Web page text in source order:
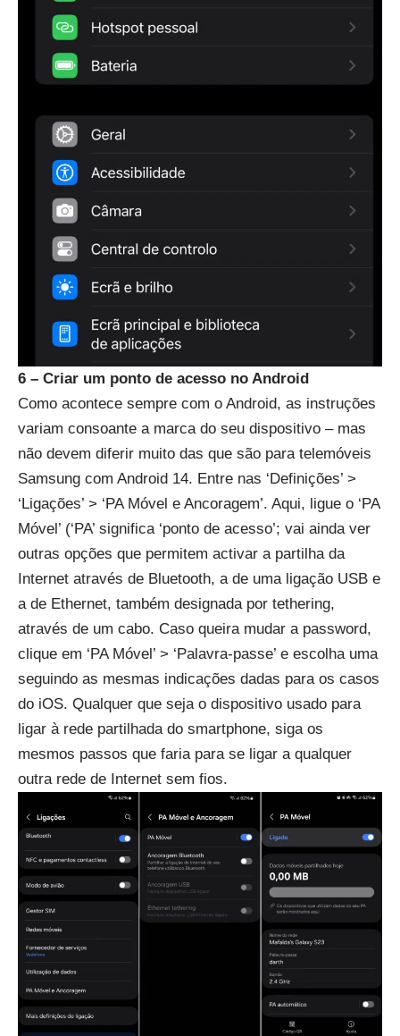
6 – Criar um ponto de acesso no Android
Como acontece sempre com o Android, as instruções
variam consoante a marca do seu dispositivo – mas
não devem diferir muito das que são para telemóveis
Samsung com Android 14. Entre nas ‘Definições’ >
‘Ligações’ > ‘PA Móvel e Ancoragem’. Aqui, ligue o ‘PA
Móvel’ (‘PA’ significa ‘ponto de acesso’; vai ainda ver
outras opções que permitem activar a partilha da
Internet através de Bluetooth, a de uma ligação USB e
a de Ethernet, também designada por tethering,
através de um cabo. Caso queira mudar a password,
clique em ‘PA Móvel’ > ‘Palavra-passe’ e escolha uma
seguindo as mesmas indicações dadas para os casos
do iOS. Qualquer que seja o dispositivo usado para
ligar à rede partilhada do smartphone, siga os
mesmos passos que faria para se ligar a qualquer
outra rede de Internet sem fios.